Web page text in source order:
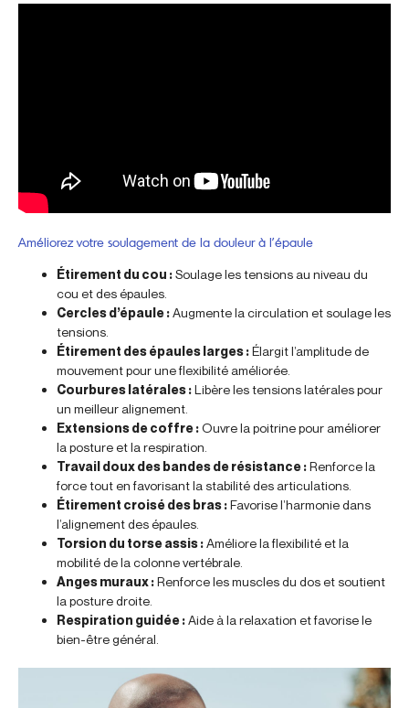
Améliorez votre soulagement de la douleur à l’épaule
Étirement du cou :Soulage les tensions au niveau du
cou et des épaules.
Cercles d’épaule :Augmente la circulation et soulage les
tensions.
Étirement des épaules larges :Élargit l’amplitude de
mouvement pour une flexibilité améliorée.
Courbures latérales :Libère les tensions latérales pour
un meilleur alignement.
Extensions de coffre :Ouvre la poitrine pour améliorer
la posture et la respiration.
Travail doux des bandes de résistance :Renforce la
force tout en favorisant la stabilité des articulations.
Étirement croisé des bras :Favorise l’harmonie dans
l’alignement des épaules.
Torsion du torse assis :Améliore la flexibilité et la
mobilité de la colonne vertébrale.
Anges muraux :Renforce les muscles du dos et soutient
la posture droite.
Respiration guidée :Aide à la relaxation et favorise le
bien-être général.